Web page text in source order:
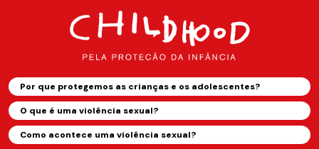
Por que protegemos as crianças e os adolescentes?
O que é uma violência sexual?
Como acontece uma violência sexual?